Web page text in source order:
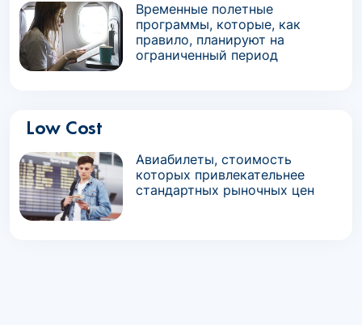
Временные полетные
программы, которые, как
правило, планируют на
ограниченный период
Low Cost
Авиабилеты, стоимость
которых привлекательнее
стандартных рыночных цен